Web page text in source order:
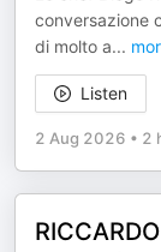
conversazione
di molto a...
Listen
2 Aug 2026 • 2